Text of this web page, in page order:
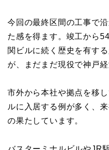
今回の最終区間の工事で
た感を得ます。竣工から
関ビルに続く歴史を有す
が、まだまだ現役で神戸
市外から本社や拠点を移
ルに入居する例が多く、
の果たしています。